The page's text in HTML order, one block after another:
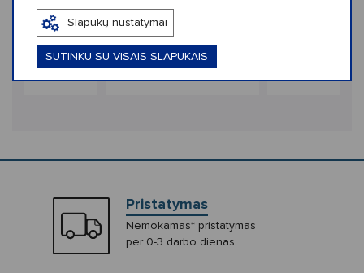
Slapukų nustatymai
SUTINKU SU VISAIS SLAPUKAIS
Panda
Ball
Spalvų kiekis: 1
Crocs™ Jibbitz Mesh
Sequin Butterfly
€5,99
Pristatymas
Nemokamas* pristatymas
per 0-3 darbo dienas.